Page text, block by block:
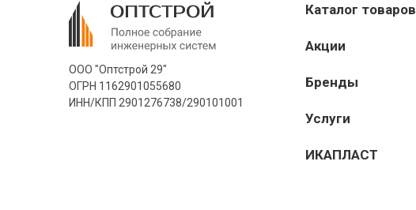
ООО "Оптстрой 29"
ОГРН 1162901055680
ИНН/КПП 2901276738/290101001
Каталог товаров
Акции
Бренды
Услуги
ИКАПЛАСТ